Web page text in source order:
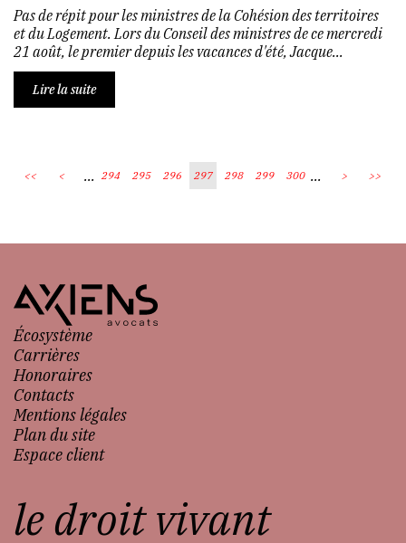
Pas de répit pour les ministres de la Cohésion des territoires
et du Logement. Lors du Conseil des ministres de ce mercredi
21 août, le premier depuis les vacances d'été, Jacque...
Lire la suite
<< < ... 294 295 296 297 298 299 300 ... > >>
Écosystème
Carrières
Honoraires
Contacts
Mentions légales
Plan du site
Espace client
le droit vivant